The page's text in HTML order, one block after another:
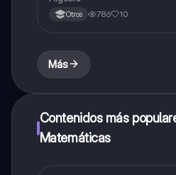
Otros 786 10
Más
Contenidos más
Matemáticas